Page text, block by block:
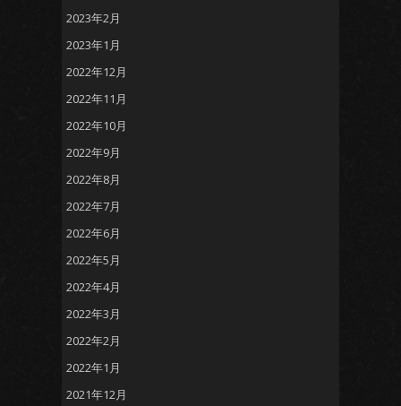
2023年2月
2023年1月
2022年12月
2022年11月
2022年10月
2022年9月
2022年8月
2022年7月
2022年6月
2022年5月
2022年4月
2022年3月
2022年2月
2022年1月
2021年12月